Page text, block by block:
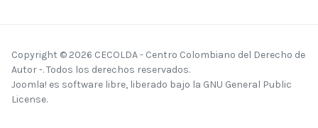
Copyright © 2026 CECOLDA - Centro Colombiano del Derecho de
Autor -. Todos los derechos reservados.
Joomla! es software libre, liberado bajo la GNU General Public
License.